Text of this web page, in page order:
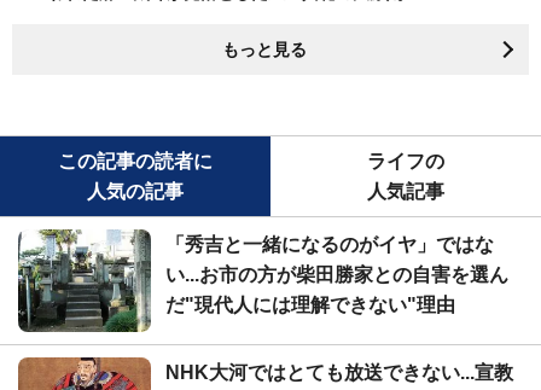
もっと見る
この記事の読者に
人気の記事
ライフの
人気記事
「秀吉と一緒になるのがイヤ」ではな
い...お市の方が柴田勝家との自害を選ん
だ"現代人には理解できない"理由
NHK大河ではとても放送できない...宣教